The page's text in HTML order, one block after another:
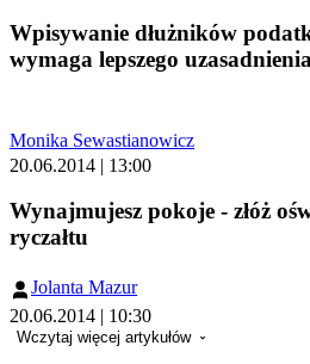
Wpisywanie dłużników
wymaga lepszego
Monika Sewastianowicz
20.06.2014 | 13:00
Wynajmujesz pokoje - złóż
ryczałtu
Jolanta Mazur
20.06.2014 | 10:30
Wczytaj więcej artykułów